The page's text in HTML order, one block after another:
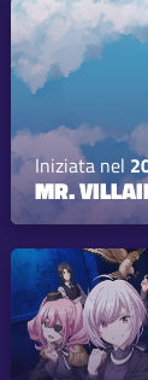
Iniziata nel
MR.